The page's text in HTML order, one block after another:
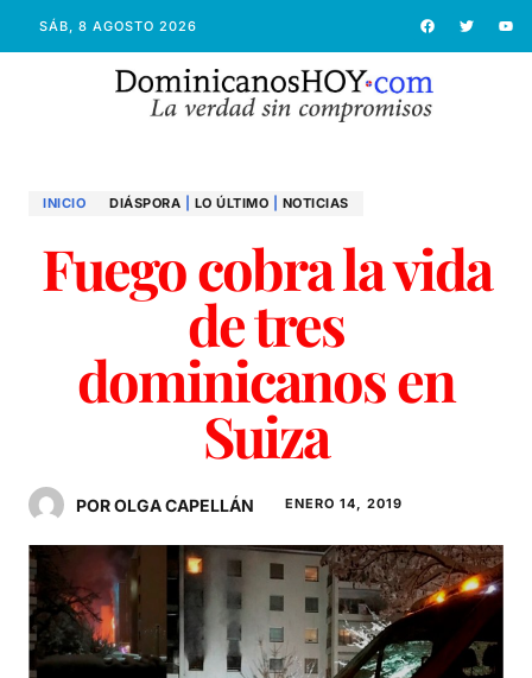
SÁB, 8 AGOSTO 2026
INICIO DIÁSPORA LO ÚLTIMO NOTICIAS
Fuego cobra la vida
de tres
dominicanos en
Suiza
POR OLGA CAPELLÁN ENERO 14, 2019